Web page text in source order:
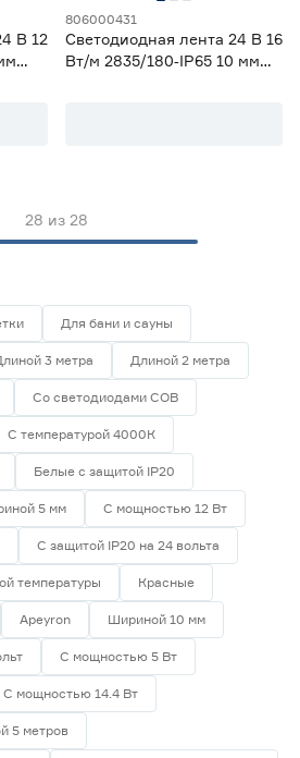
В 12
806000431
Светодиодная лента 24 В 16
Вт/м 2835/180‑IP65 10 мм
28 из 28
Для бани и сауны
3 метра Длиной 2 метра
Со светодиодами СОВ
С температурой 4000К
Белые с защитой IP20
5 мм С мощностью 12 Вт
С защитой IP20 на 24 вольта
температуры Красные
Apeyron Шириной 10 мм
С мощностью 5 Вт
С мощностью 14.4 Вт
5 метров